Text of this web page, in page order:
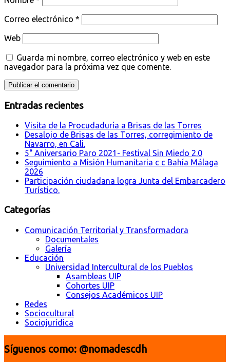
Correo electrónico *
Web
Guarda mi nombre, correo electrónico y web en este
navegador para la próxima vez que comente.
Entradas recientes
Visita de la Procudaduría a Brisas de las Torres
Desalojo de Brisas de las Torres, corregimiento de
Navarro, en Cali.
5° Aniversario Paro 2021- Festival Sin Miedo 2.0
Seguimiento a Misión Humanitaria c c Bahía Málaga
2026
Participación ciudadana logra Junta del Embarcadero
Turístico.
Categorías
Comunicación Territorial y Transformadora
Documentales
Galería
Educación
Universidad Intercultural de los Pueblos
Asambleas UIP
Cohortes UIP
Consejos Académicos UIP
Redes
Sociocultural
Sociojurídica
Síguenos como: @nomadescdh